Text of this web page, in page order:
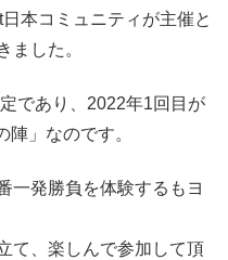
本コミュニティが主催と
ました。
であり、2022年1回目が
陣」なのです。
一発勝負を体験するもヨ
て、楽しんで参加して頂